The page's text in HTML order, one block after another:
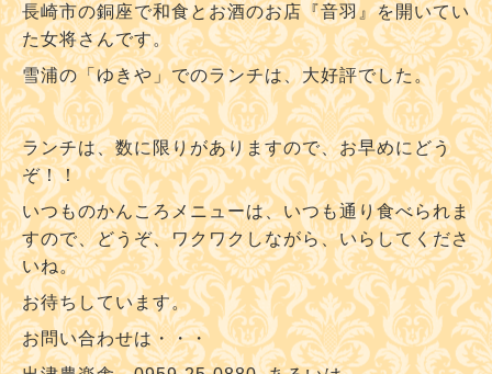
長崎市の銅座で和食とお酒のお店『音羽』を開いてい
た女将さんです。
雪浦の「ゆきや」でのランチは、大好評でした。
ランチは、数に限りがありますので、お早めにどう
ぞ！！
いつものかんころメニューは、いつも通り食べられま
すので、どうぞ、ワクワクしながら、いらしてくださ
いね。
お待ちしています。
お問い合わせは・・・